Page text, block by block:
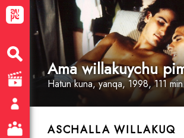
Ama willakuychu
Hatun kuna, yanqa, 1998, 111
ASCHALLA WILLAKUQ